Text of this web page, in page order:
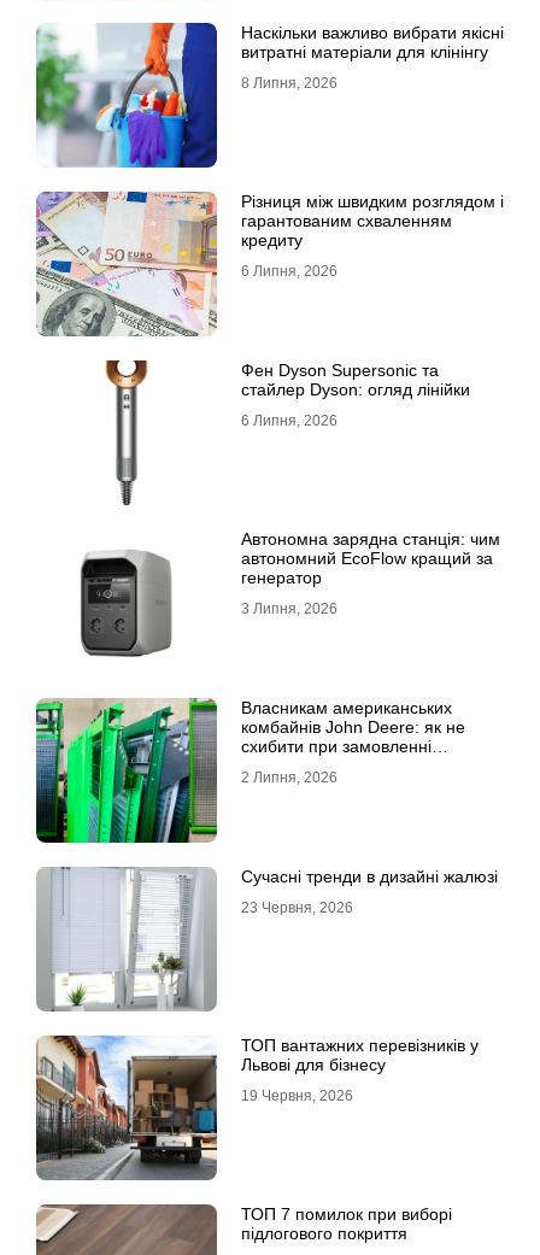
Наскільки важливо вибрати якісні
витратні матеріали для клінінгу
8 Липня, 2026
Різниця між швидким розглядом і
гарантованим схваленням
кредиту
6 Липня, 2026
Фен Dyson Supersonic та
стайлер Dyson: огляд лінійки
6 Липня, 2026
Автономна зарядна станція: чим
автономний EcoFlow кращий за
генератор
3 Липня, 2026
Власникам американських
комбайнів John Deere: як не
схибити при замовленні
2 Липня, 2026
Сучасні тренди в дизайні жалюзі
23 Червня, 2026
ТОП вантажних перевізників у
Львові для бізнесу
19 Червня, 2026
ТОП 7 помилок при виборі
підлогового покриття